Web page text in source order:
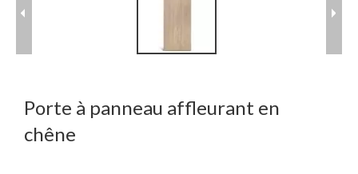
Porte à panneau affleurant en
chêne